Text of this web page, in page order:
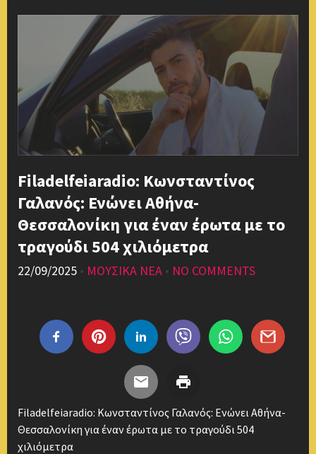
Filadelfeiaradio: Κωνσταντίνος
Γαλανός: Ενώνει Αθήνα-
Θεσσαλονίκη για έναν έρωτα με το
τραγούδι 504 χιλιόμετρα
22/09/2025 • ΜΟΥΣΙΚΑ ΝΕΑ • NO COMMENTS
Filadelfeiaradio: Κωνσταντίνος Γαλανός: Ενώνει Αθήνα-
Θεσσαλονίκη για έναν έρωτα με το τραγούδι 504
χιλιόμετρα